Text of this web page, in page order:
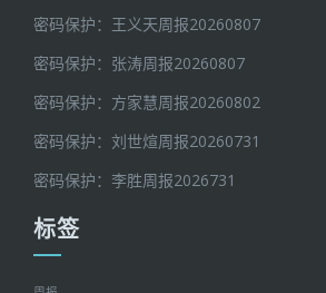
密码保护：王义天周报20260807
密码保护：张涛周报20260807
密码保护：方家慧周报20260802
密码保护：刘世煊周报20260731
密码保护：李胜周报2026731
标签